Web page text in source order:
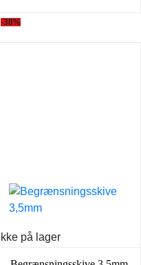
-38%
Ikke på lager